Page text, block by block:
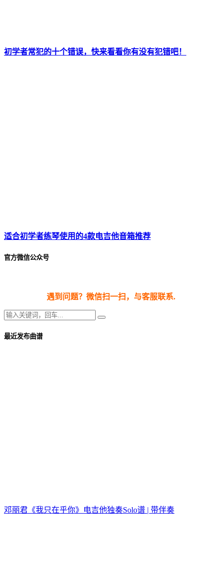
初学者常犯的十个错误，快来看看你有没有犯错吧！
适合初学者练琴使用的4款电吉他音箱推荐
官方微信公众号
遇到问题？微信扫一扫，与客服联系.
最近发布曲谱
邓丽君《我只在乎你》电吉他独奏Solo谱 | 带伴奏